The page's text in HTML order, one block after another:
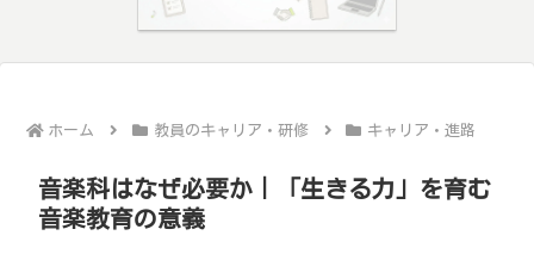
ホーム 教員のキャリア・研修 キャリア・進路
音楽科はなぜ必要か｜「生きる力」を育む
音楽教育の意義